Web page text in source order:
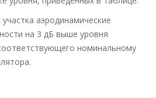
аэродинамические
на 3 дБ выше уровня
номинальному